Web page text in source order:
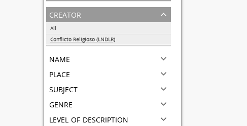
1
creator
All
Conflicto Religioso (LNDLR)
name
place
subject
genre
level of description